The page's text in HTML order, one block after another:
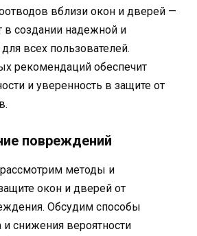
вблизи окон и дверей —
в создании надежной и
всех пользователей.
рекомендаций обеспечит
и уверенность в защите от
повреждений
методы и
окон и дверей от
Обсудим способы
снижения вероятности